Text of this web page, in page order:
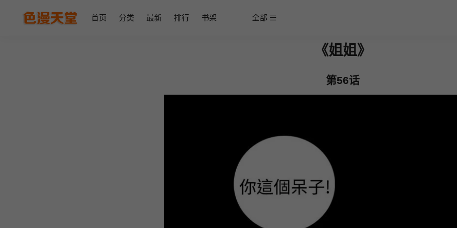
首页 分类 最新 排行 书架 全部
《姐姐》
第56话